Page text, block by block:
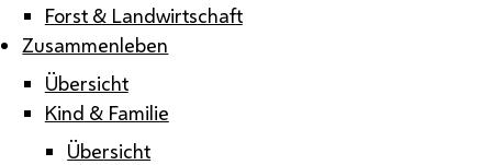
Forst & Landwirtschaft
Zusammenleben
Übersicht
Kind & Familie
Übersicht